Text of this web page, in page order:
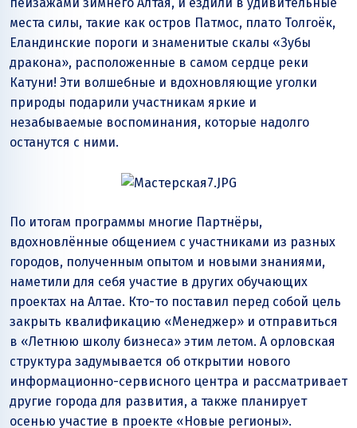
пейзажами зимнего Алтая, и ездили в удивительные
места силы, такие как остров Патмос, плато Толгоёк,
Еландинские пороги и знаменитые скалы «Зубы
дракона», расположенные в самом сердце реки
Катуни! Эти волшебные и вдохновляющие уголки
природы подарили участникам яркие и
незабываемые воспоминания, которые надолго
останутся с ними.
По итогам программы многие Партнёры,
вдохновлённые общением с участниками из разных
городов, полученным опытом и новыми знаниями,
наметили для себя участие в других обучающих
проектах на Алтае. Кто-то поставил перед собой цель
закрыть квалификацию «Менеджер» и отправиться
в «Летнюю школу бизнеса» этим летом. А орловская
структура задумывается об открытии нового
информационно-сервисного центра и рассматривает
другие города для развития, а также планирует
осенью участие в проекте «Новые регионы».